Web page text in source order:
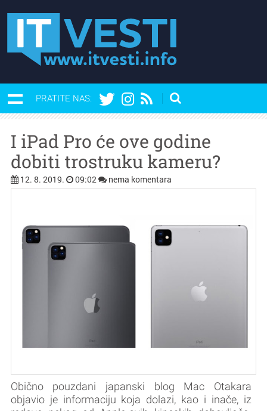
PRATITE NAS:
I iPad Pro će ove godine
dobiti trostruku kameru?
12. 8. 2019. 09:02 nema komentara
Obično pouzdani japanski blog Mac Otakara
objavio je informaciju koja dolazi, kao i inače, iz